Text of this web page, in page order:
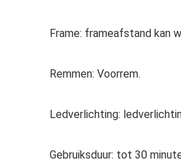
Frame: frameafstand kan
Remmen: Voorrem.
Ledverlichting:
Gebruiksduur: tot 30